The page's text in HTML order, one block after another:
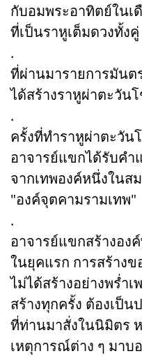
กับอมพระอาทิตย์ในเ
ที่เป็นราหูเต็มดวงทั้งคู่
.
ที่ผ่านมารายการมันต
ได้สร้างราหูผ่าตะวัน
.
ครั้งที่ทำราหูผ่าตะวัน
อาจารย์แขกได้รับคำ
จากเทพองค์หนึ่งในส
"องค์จุตคามรามเทพ"
.
อาจารย์แขกสร้างอ
ในยุคแรก การสร้าง
ไม่ได้สร้างอย่างพร่ำเ
สร้างทุกครั้ง ต้องเป็
ที่ท่านมาสั่งในนิมิตร
เหตุการณ์ต่าง ๆ มาบ